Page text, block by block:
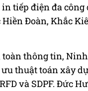
tiếp điện đa công
Hiền Đoàn, Khắc
thông tin,
thuật toán xây
và SDPF. Đức